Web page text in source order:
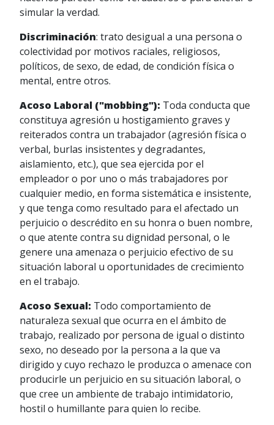
simular la verdad.
Discriminación: trato desigual a una persona o
colectividad por motivos raciales, religiosos,
políticos, de sexo, de edad, de condición física o
mental, entre otros.
Acoso Laboral ("mobbing"): Toda conducta que
constituya agresión u hostigamiento graves y
reiterados contra un trabajador (agresión física o
verbal, burlas insistentes y degradantes,
aislamiento, etc.), que sea ejercida por el
empleador o por uno o más trabajadores por
cualquier medio, en forma sistemática e insistente,
y que tenga como resultado para el afectado un
perjuicio o descrédito en su honra o buen nombre,
o que atente contra su dignidad personal, o le
genere una amenaza o perjuicio efectivo de su
situación laboral u oportunidades de crecimiento
en el trabajo.
Acoso Sexual: Todo comportamiento de
naturaleza sexual que ocurra en el ámbito de
trabajo, realizado por persona de igual o distinto
sexo, no deseado por la persona a la que va
dirigido y cuyo rechazo le produzca o amenace con
producirle un perjuicio en su situación laboral, o
que cree un ambiente de trabajo intimidatorio,
hostil o humillante para quien lo recibe.